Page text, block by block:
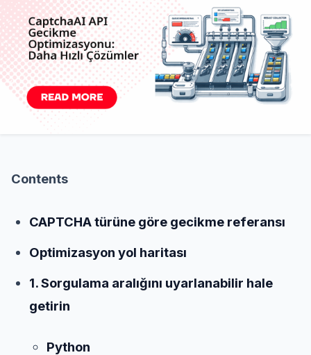
Contents
CAPTCHA türüne göre gecikme referansı
Optimizasyon yol haritası
1. Sorgulama aralığını uyarlanabilir hale
getirin
Python